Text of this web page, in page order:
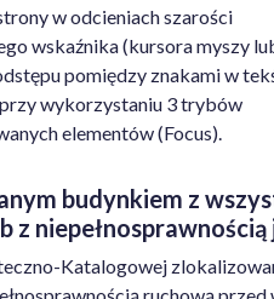
w odcieniach szarości
wskaźnika (kursora myszy
pomiędzy znakami w
wykorzystaniu 3 trybów
elementów (Focus).
budynkiem z
z
Katalogowej